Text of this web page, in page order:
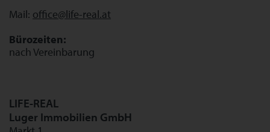
Mail: office@life-real.at
Bürozeiten:
nach Vereinbarung
LIFE-REAL
Luger Immobilien GmbH